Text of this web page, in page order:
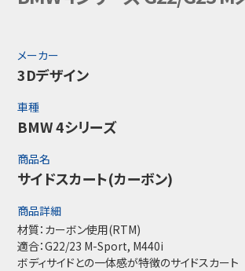
メーカー
3Dデザイン
車種
BMW 4シリーズ
商品名
サイドスカート(カーボン)
商品詳細
材質：カーボン使用(RTM)
適合：G22/23 M-Sport, M440i
ボディサイドとの一体感が特徴のサイドスカート